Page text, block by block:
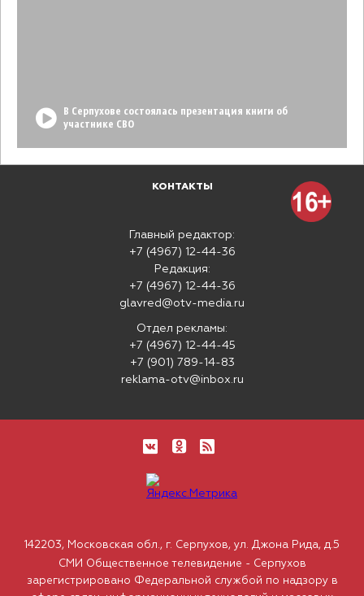
В Серпухове состоялась презентация книги об
участнике СВО
КОНТАКТЫ
Главный редактор:
+7 (4967) 12-44-36
Редакция:
+7 (4967) 12-44-36
glavred@otv-media.ru
Отдел рекламы:
+7 (4967) 12-44-45
+7 (901) 789-14-83
reklama-otv@inbox.ru
142203, Московская обл., г. Серпухов, ул. Джона Рида, д.5
СМИ Общественное телевидение - Серпухов
зарегистрировано Федеральной службой по надзору в